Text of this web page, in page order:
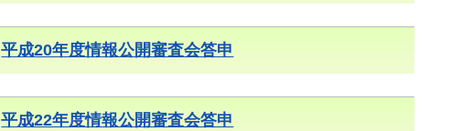
平成20年度情報公開審査会答申
平成22年度情報公開審査会答申